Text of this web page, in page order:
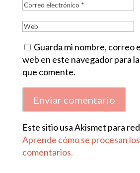
Guarda mi nombre, correo
web en este navegador para
que comente.
Enviar comentario
Este sitio usa Akismet para
Aprende cómo se procesan
comentarios.